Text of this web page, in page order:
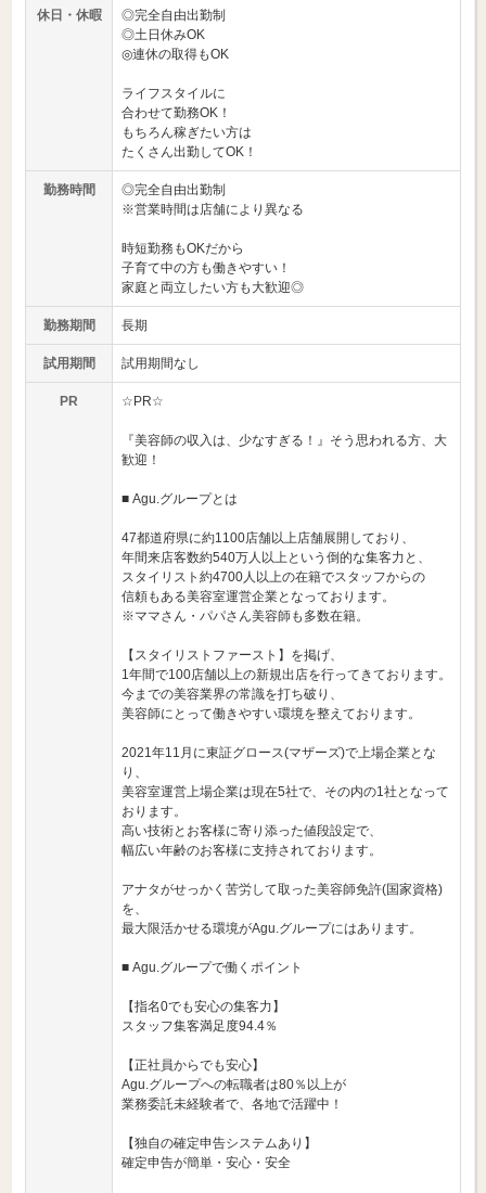
休日・休暇
◎完全自由出勤制
◎土日休みOK
◎連休の取得もOK
ライフスタイルに
合わせて勤務OK！
もちろん稼ぎたい方は
たくさん出勤してOK！
勤務時間
◎完全自由出勤制
※営業時間は店舗により異なる
時短勤務もOKだから
子育て中の方も働きやすい！
家庭と両立したい方も大歓迎◎
勤務期間 長期
試用期間 試用期間なし
PR ☆PR☆
『美容師の収入は、少なすぎる！』そう思われる方、大
歓迎！
■ Agu.グループとは
47都道府県に約1100店舗以上店舗展開しており、
年間来店客数約540万人以上という倒的な集客力と、
スタイリスト約4700人以上の在籍でスタッフからの
信頼もある美容室運営企業となっております。
※ママさん・パパさん美容師も多数在籍。
【スタイリストファースト】を掲げ、
1年間で100店舗以上の新規出店を行ってきております。
今までの美容業界の常識を打ち破り、
美容師にとって働きやすい環境を整えております。
2021年11月に東証グロース(マザーズ)で上場企業とな
り、
美容室運営上場企業は現在5社で、その内の1社となって
おります。
高い技術とお客様に寄り添った値段設定で、
幅広い年齢のお客様に支持されております。
アナタがせっかく苦労して取った美容師免許(国家資格)
を、
最大限活かせる環境がAgu.グループにはあります。
■ Agu.グループで働くポイント
【指名0でも安心の集客力】
スタッフ集客満足度94.4％
【正社員からでも安心】
Agu.グループへの転職者は80％以上が
業務委託未経験者で、各地で活躍中！
【独自の確定申告システムあり】
確定申告が簡単・安心・安全